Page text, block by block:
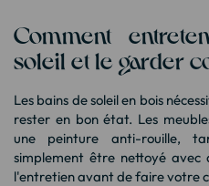
Comment
soleil et le garder
Les bains de soleil en bois
rester en bon état. Les
une peinture anti-rouille,
simplement être nettoyé avec
l'entretien avant de faire votre